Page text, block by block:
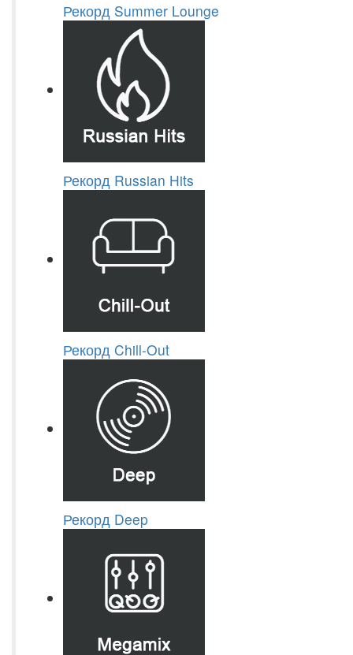
Рекорд Summer Lounge
Рекорд Russian Hits
Рекорд Chill-Out
Рекорд Deep